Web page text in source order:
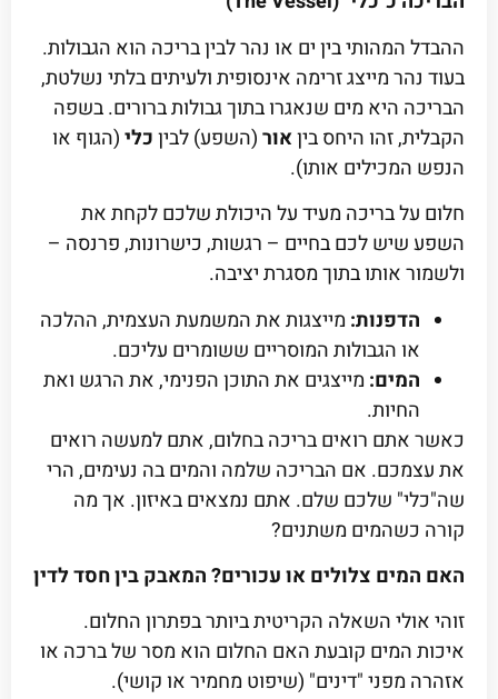
ההבדל המהותי בין ים או נהר לבין בריכה הוא הגבולות.
בעוד נהר מייצג זרימה אינסופית ולעיתים בלתי נשלטת,
הבריכה היא מים שנאגרו בתוך גבולות ברורים. בשפה
הקבלית, זהו היחס ביןאור(השפע) לביןכלי(הגוף או
הנפש המכילים אותו).
חלום על בריכה מעיד על היכולת שלכם לקחת את
השפע שיש לכם בחיים – רגשות, כישרונות, פרנסה –
ולשמור אותו בתוך מסגרת יציבה.
הדפנות: מייצגות את המשמעת העצמית, ההלכה
או הגבולות המוסריים ששומרים עליכם.
המים: מייצגים את התוכן הפנימי, את הרגש ואת
החיות.
כאשר אתם רואים בריכה בחלום, אתם למעשה רואים
את עצמכם. אם הבריכה שלמה והמים בה נעימים, הרי
שה"כלי" שלכם שלם. אתם נמצאים באיזון. אך מה
קורה כשהמים משתנים?
האם המים צלולים או עכורים? המאבק בין חסד לדין
זוהי אולי השאלה הקריטית ביותר בפתרון החלום.
איכות המים קובעת האם החלום הוא מסר של ברכה או
אזהרה מפני "דינים" (שיפוט מחמיר או קושי).